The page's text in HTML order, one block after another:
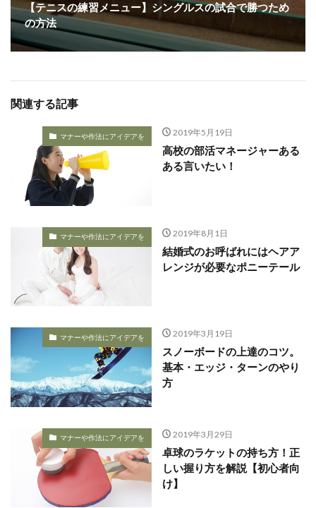
【テニスの練習メニュー】シングルスの試合で勝つため
の方法
関連する記事
マナーや作法にアイデアを 2019年5月19日
高校の部活マネージャーある
ある言いたい！
マナーや作法にアイデアを 2019年8月1日
結婚式のお呼ばれにはヘアア
レンジが必要なポニーテール
マナーや作法にアイデアを 2019年3月19日
スノーボードの上達のコツ。
基本・エッジ・ターンのやり
方
マナーや作法にアイデアを 2019年3月29日
卓球のラケットの持ち方！正
しい握り方を解説【初心者向
け】